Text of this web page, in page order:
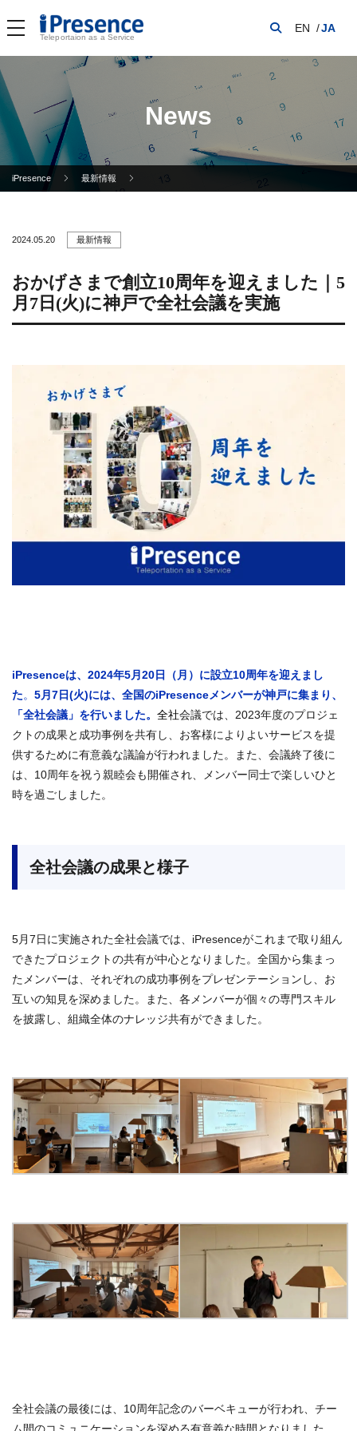
Teleportaion as a Service
EN JA
News
iPresence 最新情報
2024.05.20 最新情報
おかげさまで創立10周年を迎えました｜5
月7日(火)に神戸で全社会議を実施
iPresenceは、2024年5月20日（月）に設立10周年を迎えまし
た。 5月7日(火)には、全国のiPresenceメンバーが神戸に集まり、
「全社会議」を行いました。 全社会議では、2023年度のプロジェ
クトの成果と成功事例を共有し、お客様によりよいサービスを提
供するために有意義な議論が行われました。また、会議終了後に
は、10周年を祝う親睦会も開催され、メンバー同士で楽しいひと
時を過ごしました。
全社会議の成果と様子
5月7日に実施された全社会議では、iPresenceがこれまで取り組ん
できたプロジェクトの共有が中心となりました。全国から集まっ
たメンバーは、それぞれの成功事例をプレゼンテーションし、お
互いの知見を深めました。また、各メンバーが個々の専門スキル
を披露し、組織全体のナレッジ共有ができました。
全社会議の最後には、10周年記念のバーベキューが行われ、チー